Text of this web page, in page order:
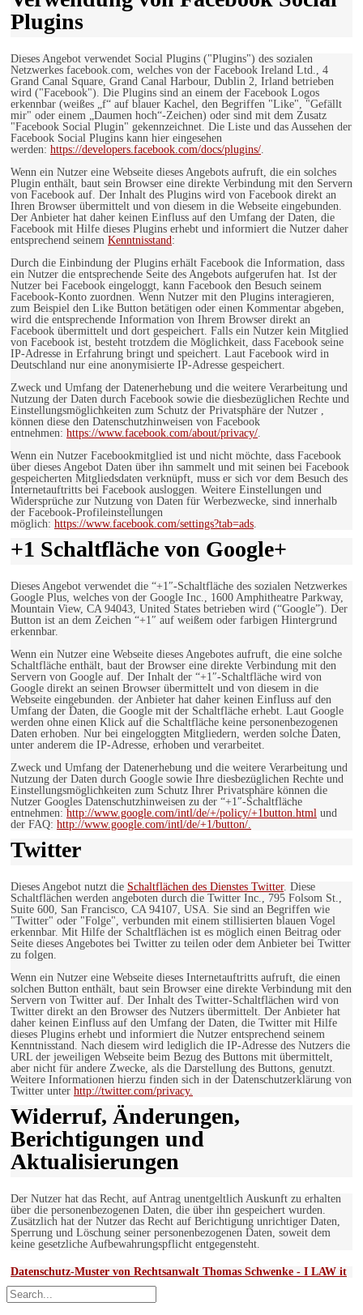
Plugins
Dieses Angebot verwendet Social Plugins ("Plugins") des sozialen
Netzwerkes facebook.com, welches von der Facebook Ireland Ltd., 4
Grand Canal Square, Grand Canal Harbour, Dublin 2, Irland betrieben
wird ("Facebook"). Die Plugins sind an einem der Facebook Logos
erkennbar (weißes „f“ auf blauer Kachel, den Begriffen "Like", "Gefällt
mir" oder einem „Daumen hoch“-Zeichen) oder sind mit dem Zusatz
"Facebook Social Plugin" gekennzeichnet. Die Liste und das Aussehen der
Facebook Social Plugins kann hier eingesehen
werden: https://developers.facebook.com/docs/plugins/.
Wenn ein Nutzer eine Webseite dieses Angebots aufruft, die ein solches
Plugin enthält, baut sein Browser eine direkte Verbindung mit den Servern
von Facebook auf. Der Inhalt des Plugins wird von Facebook direkt an
Ihren Browser übermittelt und von diesem in die Webseite eingebunden.
Der Anbieter hat daher keinen Einfluss auf den Umfang der Daten, die
Facebook mit Hilfe dieses Plugins erhebt und informiert die Nutzer daher
entsprechend seinem Kenntnisstand:
Durch die Einbindung der Plugins erhält Facebook die Information, dass
ein Nutzer die entsprechende Seite des Angebots aufgerufen hat. Ist der
Nutzer bei Facebook eingeloggt, kann Facebook den Besuch seinem
Facebook-Konto zuordnen. Wenn Nutzer mit den Plugins interagieren,
zum Beispiel den Like Button betätigen oder einen Kommentar abgeben,
wird die entsprechende Information von Ihrem Browser direkt an
Facebook übermittelt und dort gespeichert. Falls ein Nutzer kein Mitglied
von Facebook ist, besteht trotzdem die Möglichkeit, dass Facebook seine
IP-Adresse in Erfahrung bringt und speichert. Laut Facebook wird in
Deutschland nur eine anonymisierte IP-Adresse gespeichert.
Zweck und Umfang der Datenerhebung und die weitere Verarbeitung und
Nutzung der Daten durch Facebook sowie die diesbezüglichen Rechte und
Einstellungsmöglichkeiten zum Schutz der Privatsphäre der Nutzer ,
können diese den Datenschutzhinweisen von Facebook
entnehmen: https://www.facebook.com/about/privacy/.
Wenn ein Nutzer Facebookmitglied ist und nicht möchte, dass Facebook
über dieses Angebot Daten über ihn sammelt und mit seinen bei Facebook
gespeicherten Mitgliedsdaten verknüpft, muss er sich vor dem Besuch des
Internetauftritts bei Facebook ausloggen. Weitere Einstellungen und
Widersprüche zur Nutzung von Daten für Werbezwecke, sind innerhalb
der Facebook-Profileinstellungen
möglich: https://www.facebook.com/settings?tab=ads.
+1 Schaltfläche von Google+
Dieses Angebot verwendet die “+1″-Schaltfläche des sozialen Netzwerkes
Google Plus, welches von der Google Inc., 1600 Amphitheatre Parkway,
Mountain View, CA 94043, United States betrieben wird (“Google”). Der
Button ist an dem Zeichen “+1″ auf weißem oder farbigen Hintergrund
erkennbar.
Wenn ein Nutzer eine Webseite dieses Angebotes aufruft, die eine solche
Schaltfläche enthält, baut der Browser eine direkte Verbindung mit den
Servern von Google auf. Der Inhalt der “+1″-Schaltfläche wird von
Google direkt an seinen Browser übermittelt und von diesem in die
Webseite eingebunden. der Anbieter hat daher keinen Einfluss auf den
Umfang der Daten, die Google mit der Schaltfläche erhebt. Laut Google
werden ohne einen Klick auf die Schaltfläche keine personenbezogenen
Daten erhoben. Nur bei eingeloggten Mitgliedern, werden solche Daten,
unter anderem die IP-Adresse, erhoben und verarbeitet.
Zweck und Umfang der Datenerhebung und die weitere Verarbeitung und
Nutzung der Daten durch Google sowie Ihre diesbezüglichen Rechte und
Einstellungsmöglichkeiten zum Schutz Ihrer Privatsphäre können die
Nutzer Googles Datenschutzhinweisen zu der “+1″-Schaltfläche
entnehmen: http://www.google.com/intl/de/+/policy/+1button.html und
der FAQ: http://www.google.com/intl/de/+1/button/.
Twitter
Dieses Angebot nutzt die Schaltflächen des Dienstes Twitter. Diese
Schaltflächen werden angeboten durch die Twitter Inc., 795 Folsom St.,
Suite 600, San Francisco, CA 94107, USA. Sie sind an Begriffen wie
"Twitter" oder "Folge", verbunden mit einem stillisierten blauen Vogel
erkennbar. Mit Hilfe der Schaltflächen ist es möglich einen Beitrag oder
Seite dieses Angebotes bei Twitter zu teilen oder dem Anbieter bei Twitter
zu folgen.
Wenn ein Nutzer eine Webseite dieses Internetauftritts aufruft, die einen
solchen Button enthält, baut sein Browser eine direkte Verbindung mit den
Servern von Twitter auf. Der Inhalt des Twitter-Schaltflächen wird von
Twitter direkt an den Browser des Nutzers übermittelt. Der Anbieter hat
daher keinen Einfluss auf den Umfang der Daten, die Twitter mit Hilfe
dieses Plugins erhebt und informiert die Nutzer entsprechend seinem
Kenntnisstand. Nach diesem wird lediglich die IP-Adresse des Nutzers die
URL der jeweiligen Webseite beim Bezug des Buttons mit übermittelt,
aber nicht für andere Zwecke, als die Darstellung des Buttons, genutzt.
Weitere Informationen hierzu finden sich in der Datenschutzerklärung von
Twitter unter http://twitter.com/privacy.
Widerruf, Änderungen,
Berichtigungen und
Aktualisierungen
Der Nutzer hat das Recht, auf Antrag unentgeltlich Auskunft zu erhalten
über die personenbezogenen Daten, die über ihn gespeichert wurden.
Zusätzlich hat der Nutzer das Recht auf Berichtigung unrichtiger Daten,
Sperrung und Löschung seiner personenbezogenen Daten, soweit dem
keine gesetzliche Aufbewahrungspflicht entgegensteht.
Datenschutz-Muster von Rechtsanwalt Thomas Schwenke - I LAW it